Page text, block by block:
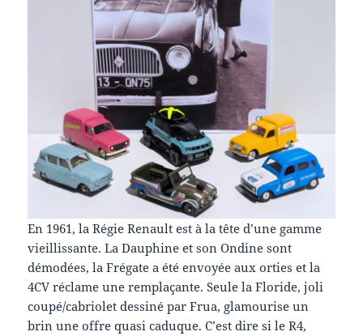
En 1961, la Régie Renault est à la tête d’une gamme
vieillissante. La Dauphine et son Ondine sont
démodées, la Frégate a été envoyée aux orties et la
4CV réclame une remplaçante. Seule la Floride, joli
coupé/cabriolet dessiné par Frua, glamourise un
brin une offre quasi caduque. C’est dire si le R4,